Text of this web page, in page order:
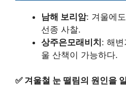
남해 보리암: 겨울에
선종 사찰.
상주은모래비치: 해
울 산책이 가능하다.
✅ 겨울철 눈 떨림의 원인을